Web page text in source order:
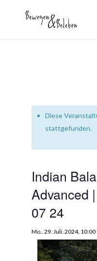
Diese
stattgefunden.
Indian
Advanced
07 24
Mo.. 29. Juli. 2024, 10:00